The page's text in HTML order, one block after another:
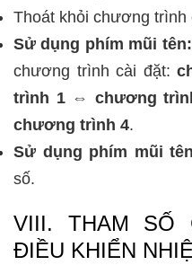
Thoát khỏi chương trình
Sử dụng phím mũi tên:
chương trình cài đặt:
trình 1 ⇔ chương
chương trình 4.
Sử dụng phím mũi
số.
VIII. THAM SỐ
ĐIỀU KHIỂN